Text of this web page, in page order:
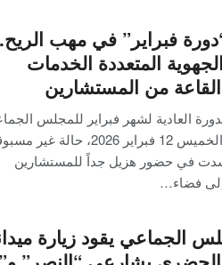
فبراير” في مهب
المتعددة الخدمات
من المستشارين
العادية لشهر فبراير للمجلس
لأيت ملول، المنعقدة اليوم الخميس 12 فبراير 2026، حالة
في حضور هزيل جداً للمستشارين
إلى فضاء…
الجماعي يقود زيارة